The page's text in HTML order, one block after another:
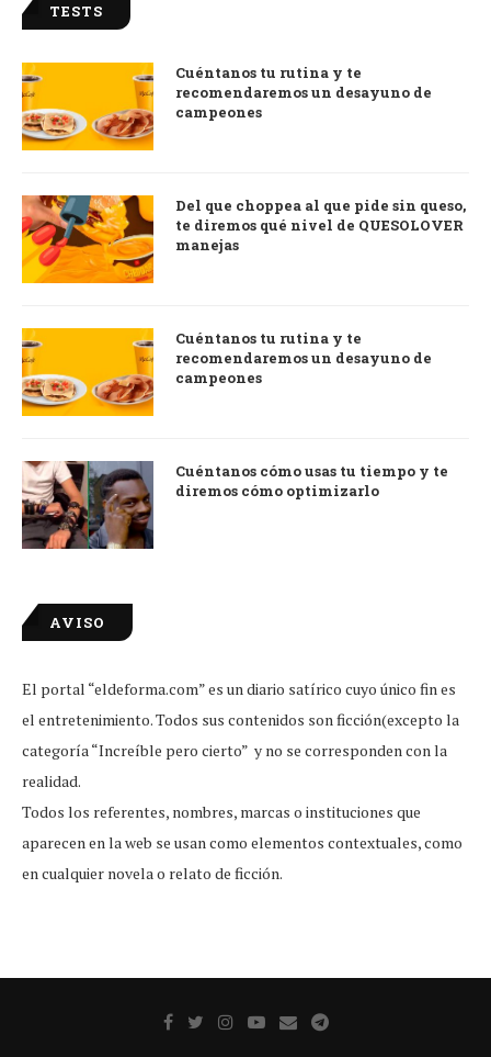
TESTS
Cuéntanos tu rutina y te
recomendaremos un desayuno de
campeones
Del que choppea al que pide sin queso,
te diremos qué nivel de QUESOLOVER
manejas
Cuéntanos tu rutina y te
recomendaremos un desayuno de
campeones
Cuéntanos cómo usas tu tiempo y te
diremos cómo optimizarlo
AVISO
El portal “eldeforma.com” es un diario satírico cuyo único fin es
el entretenimiento. Todos sus contenidos son ficción(excepto la
categoría “Increíble pero cierto” y no se corresponden con la
realidad.
Todos los referentes, nombres, marcas o instituciones que
aparecen en la web se usan como elementos contextuales, como
en cualquier novela o relato de ficción.